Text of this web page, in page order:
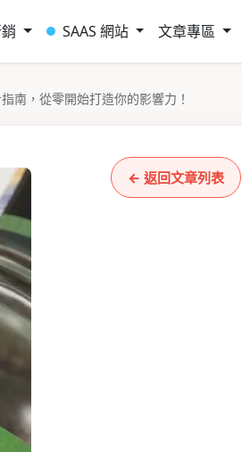
SAAS 網站 文章專區
南，從零開始打造你的影響力！
← 返回文章列表